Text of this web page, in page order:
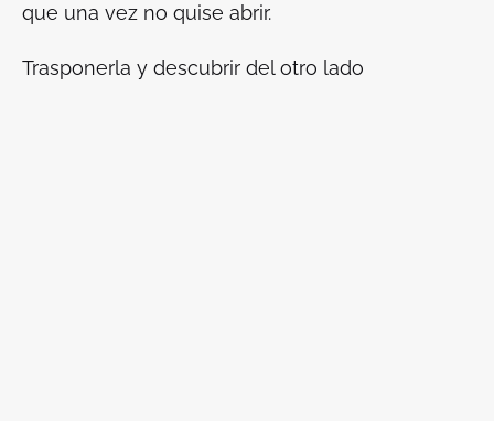
que una vez no quise abrir.
Trasponerla y descubrir del otro lado